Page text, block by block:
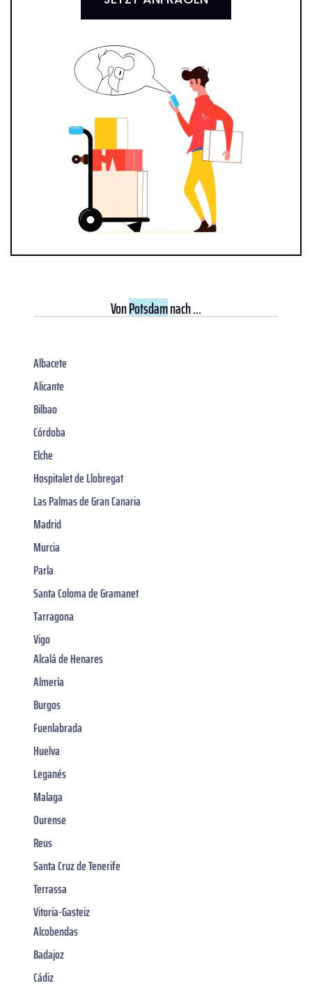
VonPotsdamnach ...
Albacete
Alicante
Bilbao
Córdoba
Elche
Hospitalet de Llobregat
Las Palmas de Gran Canaria
Madrid
Murcia
Parla
Santa Coloma de Gramanet
Tarragona
Vigo
Alcalá de Henares
Almería
Burgos
Fuenlabrada
Huelva
Leganés
Malaga
Ourense
Reus
Santa Cruz de Tenerife
Terrassa
Vitoria-Gasteiz
Alcobendas
Badajoz
Cádiz